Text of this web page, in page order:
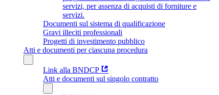
servizi, per assenza di acquisti di forniture e
servizi.
Documenti sul sistema di qualificazione
Gravi illeciti professionali
Progetti di investimento pubblico
Atti e documenti per ciascuna procedura
Link alla BNDCP
Atti e documenti sul singolo contratto